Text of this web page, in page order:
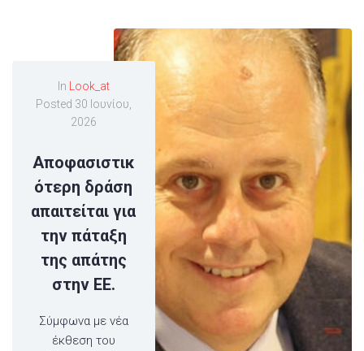
In
Look_at
Posted 30 Ιουνίου,
2026
Αποφασιστικ
ότερη δράση
απαιτείται για
την πάταξη
της απάτης
στην ΕΕ.
Σύμφωνα με νέα
έκθεση του